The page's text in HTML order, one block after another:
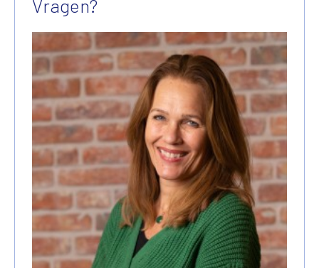
Vragen?